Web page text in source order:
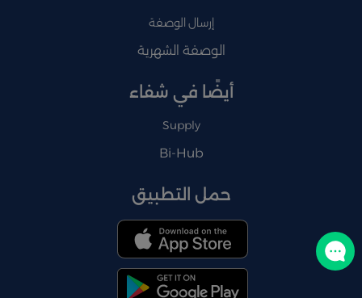
إرسال الوصفة
الوصفة الشهرية
أيضًا في شفاء
Supply
Bi-Hub
حمل التطبيق
تواصل معنا